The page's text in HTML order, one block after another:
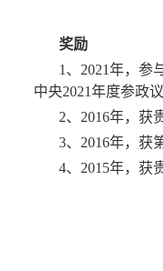
奖励
1 、 2021年，参
中央2021年度参政
2、 2016年，获
3、 2016年，获
4、 2015年，获